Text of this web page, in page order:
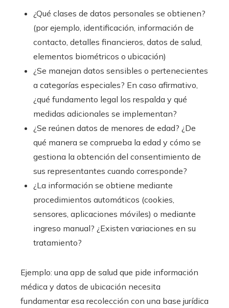
¿Qué clases de datos personales se obtienen?
(por ejemplo, identificación, información de
contacto, detalles financieros, datos de salud,
elementos biométricos o ubicación)
¿Se manejan datos sensibles o pertenecientes
a categorías especiales? En caso afirmativo,
¿qué fundamento legal los respalda y qué
medidas adicionales se implementan?
¿Se reúnen datos de menores de edad? ¿De
qué manera se comprueba la edad y cómo se
gestiona la obtención del consentimiento de
sus representantes cuando corresponde?
¿La información se obtiene mediante
procedimientos automáticos (cookies,
sensores, aplicaciones móviles) o mediante
ingreso manual? ¿Existen variaciones en su
tratamiento?
Ejemplo: una app de salud que pide información
médica y datos de ubicación necesita
fundamentar esa recolección con una base jurídica